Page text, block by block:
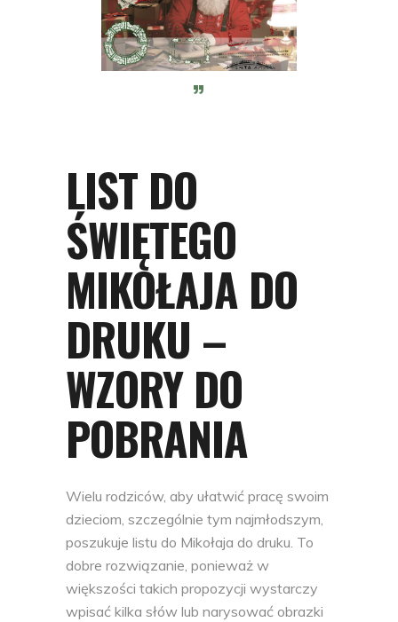
LIST DO
ŚWIĘTEGO
MIKOŁAJA DO
DRUKU –
WZORY DO
POBRANIA
Wielu rodziców, aby ułatwić pracę swoim
dzieciom, szczególnie tym najmłodszym,
poszukuje listu do Mikołaja do druku. To
dobre rozwiązanie, ponieważ w
większości takich propozycji wystarczy
wpisać kilka słów lub narysować obrazki